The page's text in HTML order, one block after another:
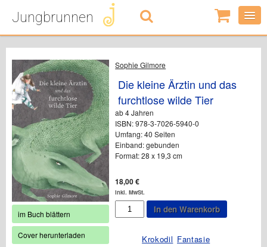
Jungbrunnen
0
Artikel
-
im Buch blättern
Cover herunterladen
Sophie Gilmore
Die kleine Ärztin und das
furchtlose wilde Tier
ab 4 Jahren
ISBN: 978-3-7026-5940-0
Umfang: 40 Seiten
Einband: gebunden
Format: 28 x 19,3 cm
18,00€
inkl. MwSt.
kleine
In den Warenkorb
Krokodil Fantasie